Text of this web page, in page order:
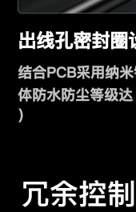
出线孔密封圈
结合PCB采用纳
体防水防尘等级达
）
冗余控